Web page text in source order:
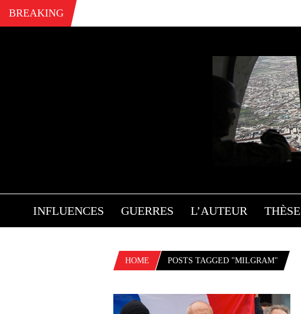
BREAKING
INFLUENCES GUERRES L’AUTEUR THÈSE
HOME POSTS TAGGED "MILGRAM"